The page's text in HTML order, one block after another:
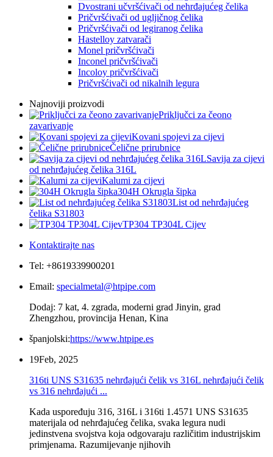
Dvostrani učvršćivači od nehrđajućeg čelika
Pričvršćivači od ugljičnog čelika
Pričvršćivači od legiranog čelika
Hastelloy zatvarači
Monel pričvršćivači
Inconel pričvršćivači
Incoloy pričvršćivači
Pričvršćivači od nikalnih legura
Najnoviji proizvodi
Priključci za čeono
zavarivanje
Kovani spojevi za cijevi
Čelične prirubnice
Savija za cijevi
od nehrđajućeg čelika 316L
Kalumi za cijevi
304H Okrugla šipka
List od nehrđajućeg
čelika S31803
TP304 TP304L Cijev
Kontaktirajte nas
Tel: +8619339900201
Email: specialmetal@htpipe.com
Dodaj: 7 kat, 4. zgrada, moderni grad Jinyin, grad
Zhengzhou, provincija Henan, Kina
španjolski:https://www.htpipe.es
19Feb, 2025
316ti UNS S31635 nehrđajući čelik vs 316L nehrđajući čelik
vs 316 nehrđajući ...
Kada uspoređuju 316, 316L i 316ti 1.4571 UNS S31635
materijala od nehrđajućeg čelika, svaka legura nudi
jedinstvena svojstva koja odgovaraju različitim industrijskim
primjenama. Razumijevanje njihovih